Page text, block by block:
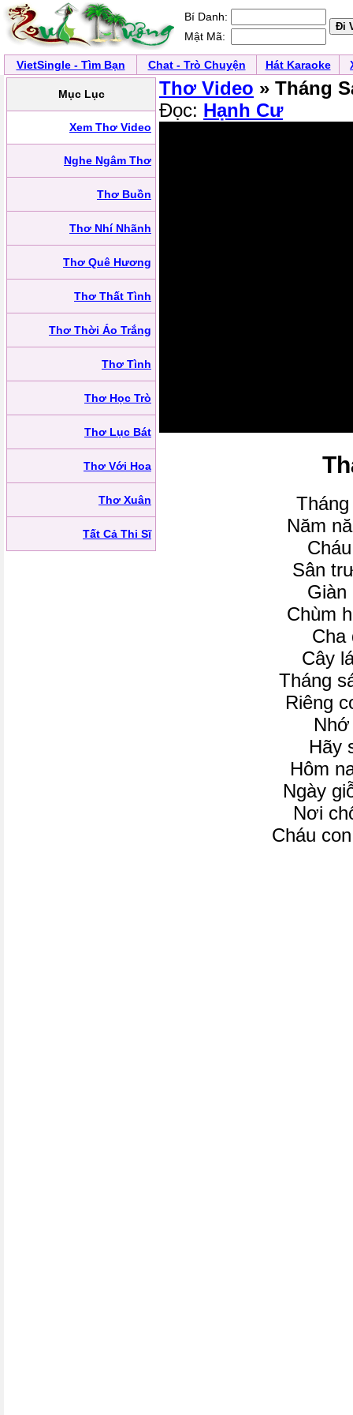
Bí Danh:
Mật Mã:
VietSingle - Tìm Bạn Chat - Trò Chuyện Hát Karaoke
Mục Lục
Xem Thơ Video
Nghe Ngâm Thơ
Thơ Buồn
Thơ Nhí Nhãnh
Thơ Quê Hương
Thơ Thất Tình
Thơ Thời Áo Trắng
Thơ Tình
Thơ Học Trò
Thơ Lục Bát
Thơ Với Hoa
Thơ Xuân
Tất Cả Thi Sĩ
Thơ Video » Tháng
Đọc: Hạnh Cư
Năm
Sân
Giàn
Chùm
Cha
Cây
Tháng
Riêng
Hãy
Hôm
Ngày
Nơi
Cháu